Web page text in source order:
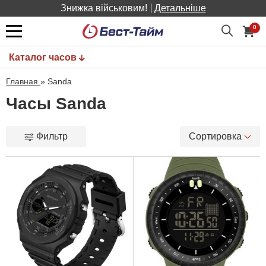
Знижка військовим! Детальніше
0
Каталог часов
Главная » Sanda
Часы Sanda
Фильтр Сортировка